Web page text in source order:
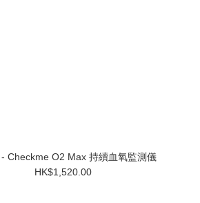
Checkme O2 Max 持續血氧監測儀
HK$1,520.00